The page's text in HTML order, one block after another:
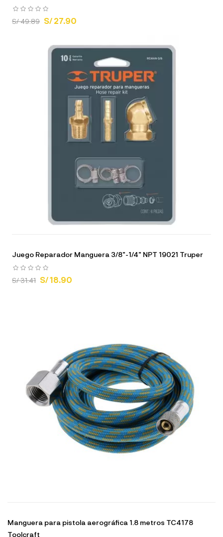
S/ 49.89 S/ 27.90
Juego Reparador Manguera 3/8"-1/4" NPT 19021 Truper
S/ 31.41 S/ 18.90
Manguera para pistola aerográfica 1.8 metros TC4178
Toolcraft